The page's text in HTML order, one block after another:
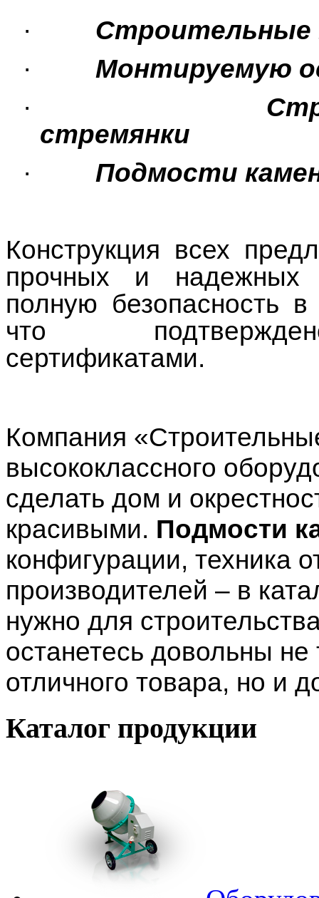
· Строительные
· Монтируемую
·
стремянки
· Подмости
Конструкция всех
прочных и надежных
полную безопасность
что
сертификатами.
Компания
высококлассного
сделать дом и
красивыми. Подмости
конфигурации, техника
производителей – в
нужно для
останетесь довольны
отличного товара, но и
Каталог продукции